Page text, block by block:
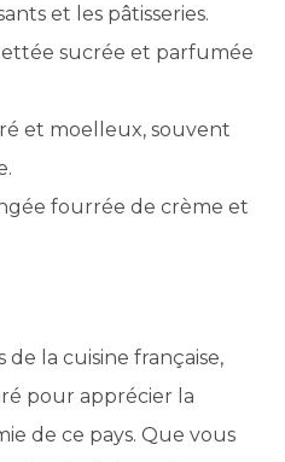
et les pâtisseries.
sucrée et parfumée
et moelleux, souvent
fourrée de crème et
la cuisine française,
pour apprécier la
de ce pays. Que vous